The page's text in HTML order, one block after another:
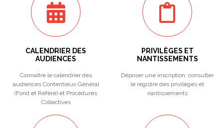
CALENDRIER DES
AUDIENCES
Connaître le calendrier des
audiences Contentieux Général
(Fond et Référé) et Procédures
Collectives
PRIVILÈGES ET
NANTISSEMENTS
Déposer une inscription, consulter
le registre des privilèges et
nantissements